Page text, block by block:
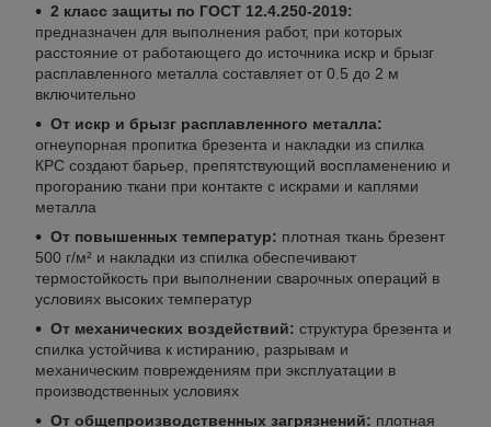
2 класс защиты по ГОСТ 12.4.250-2019:
предназначен для выполнения работ, при которых
расстояние от работающего до источника искр и брызг
расплавленного металла составляет от 0.5 до 2 м
включительно
От искр и брызг расплавленного металла:
огнеупорная пропитка брезента и накладки из спилка
КРС создают барьер, препятствующий воспламенению и
прогоранию ткани при контакте с искрами и каплями
металла
От повышенных температур: плотная ткань брезент
500 г/м² и накладки из спилка обеспечивают
термостойкость при выполнении сварочных операций в
условиях высоких температур
От механических воздействий: структура брезента и
спилка устойчива к истиранию, разрывам и
механическим повреждениям при эксплуатации в
производственных условиях
От общепроизводственных загрязнений: плотная